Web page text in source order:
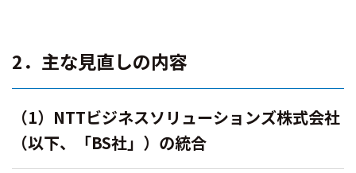
2．主な見直しの内容
（1）NTTビジネスソリューションズ株式会社
（以下、「BS社」）の統合